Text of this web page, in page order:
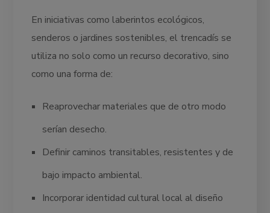
En iniciativas como laberintos ecológicos,
senderos o jardines sostenibles, el trencadís se
utiliza no solo como un recurso decorativo, sino
como una forma de:
Reaprovechar materiales que de otro modo
serían desecho.
Definir caminos transitables, resistentes y de
bajo impacto ambiental.
Incorporar identidad cultural local al diseño